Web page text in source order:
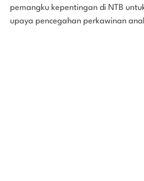
pemangku kepentingan di NTB
upaya pencegahan perkawinan